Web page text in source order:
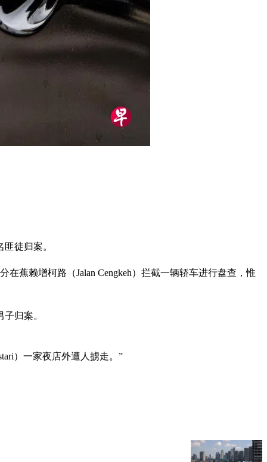
徒归案。
蕉赖增柯路（Jalan Cengkeh）拦截一辆轿车进行盘查，惟
归案。
）一家夜店外遭人掳走。”